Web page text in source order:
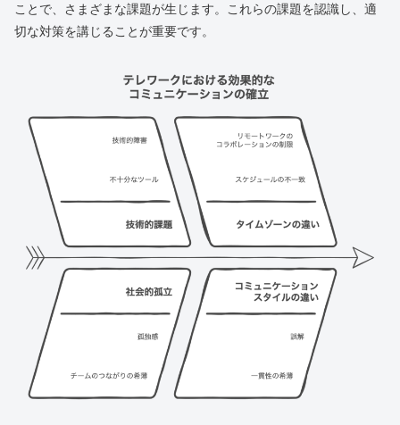
ことで、さまざまな課題が生じます。これらの課題を認識し、適
切な対策を講じることが重要です。